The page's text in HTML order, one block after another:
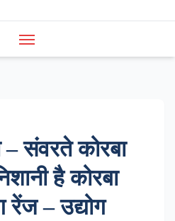
संवरते कोरबा
है कोरबा
– उद्योग